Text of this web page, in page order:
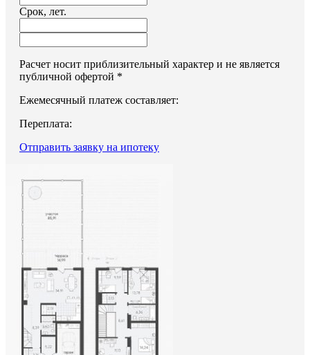
Срок, лет.
Расчет носит приблизительный характер и не является
публичной офертой *
Ежемесячный платеж составляет:
Переплата:
Отправить заявку на ипотеку